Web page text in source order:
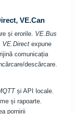
VE.Can
și erorile. VE.Bus
VE.Direct expune
comunicația
descărcare.
și API locale.
și rapoarte.
pornirii